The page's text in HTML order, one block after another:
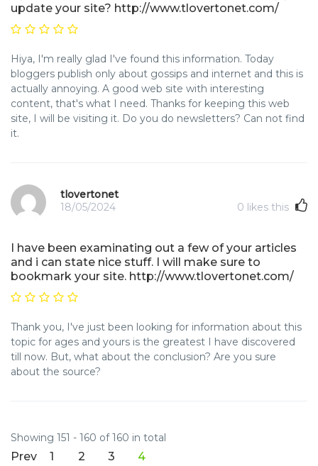
update your site? http://www.tlovertonet.com/
Hiya, I'm really glad I've found this information. Today
bloggers publish only about gossips and internet and this is
actually annoying. A good web site with interesting
content, that's what I need. Thanks for keeping this web
site, I will be visiting it. Do you do newsletters? Can not find
it.
tlovertonet
18/05/2024
0 likes this
I have been examinating out a few of your articles
and i can state nice stuff. I will make sure to
bookmark your site. http://www.tlovertonet.com/
Thank you, I've just been looking for information about this
topic for ages and yours is the greatest I have discovered
till now. But, what about the conclusion? Are you sure
about the source?
Showing 151 - 160 of 160 in total
Prev 1 2 3 4